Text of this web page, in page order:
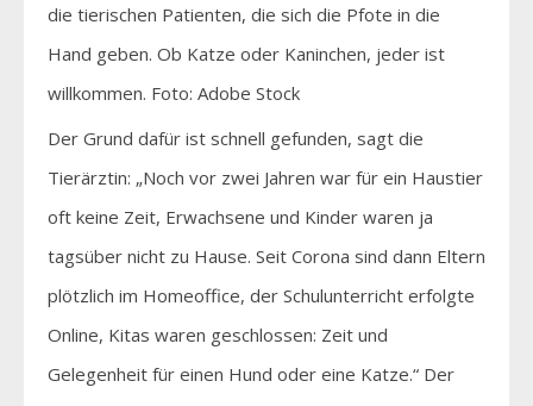
die tierischen Patienten, die sich die Pfote in die
Hand geben. Ob Katze oder Kaninchen, jeder ist
willkommen. Foto: Adobe Stock
Der Grund dafür ist schnell gefunden, sagt die
Tierärztin: „Noch vor zwei Jahren war für ein Haustier
oft keine Zeit, Erwachsene und Kinder waren ja
tagsüber nicht zu Hause. Seit Corona sind dann Eltern
plötzlich im Homeoffice, der Schulunterricht erfolgte
Online, Kitas waren geschlossen: Zeit und
Gelegenheit für einen Hund oder eine Katze.“ Der